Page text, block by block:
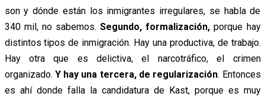
son y dónde están los inmigrantes irregulares, se habla de
340 mil, no sabemos.Segundo, formalización, porque hay
distintos tipos de inmigración. Hay una productiva, de trabajo.
Hay otra que es delictiva, el narcotráfico, el crimen
organizado. Y hay una tercera, de regularización. Entonces
es ahí donde falla la candidatura de Kast, porque es muy